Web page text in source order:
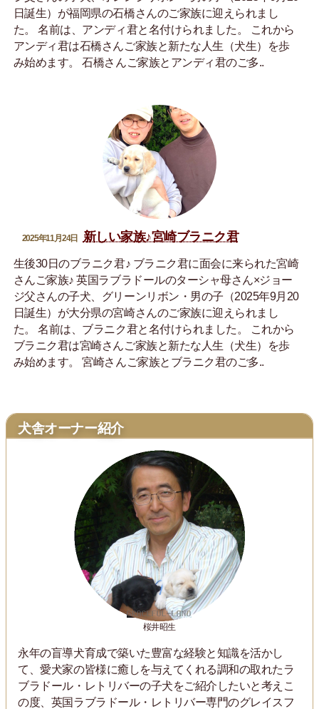
日誕生）が福岡県の石橋さんのご家族に迎えられまし
た。 名前は、アンディ君と名付けられました。 これから
アンディ君は石橋さんご家族と新たな人生（犬生）を歩
み始めます。 石橋さんご家族とアンディ君のご多..
2025年11月24日 新しい家族♪宮崎ブラニク君
生後30日のブラニク君♪ ブラニク君に面会に来られた宮崎
さんご家族♪ 英国ラブラドールのターシャ母さん×ジョー
ジ父さんの子犬、グリーンリボン・男の子（2025年9月20
日誕生）が大分県の宮崎さんのご家族に迎えられまし
た。 名前は、ブラニク君と名付けられました。 これから
ブラニク君は宮崎さんご家族と新たな人生（犬生）を歩
み始めます。 宮崎さんご家族とブラニク君のご多..
犬舎オーナー紹介
桜井昭生
永年の盲導犬育成で築いた豊富な経験と知識を活かし
て、愛犬家の皆様に癒しを与えてくれる調和の取れたラ
ブラドール・レトリバーの子犬をご紹介したいと考えこ
の度、英国ラブラドール・レトリバー専門のグレイスフ